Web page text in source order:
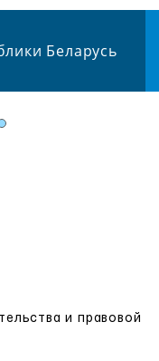
Беларусь
и правовой